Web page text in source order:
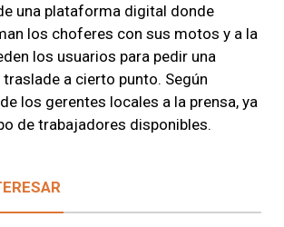
una plataforma digital donde
los choferes con sus motos y a la
los usuarios para pedir una
a cierto punto. Según
los gerentes locales a la prensa, ya
de trabajadores disponibles.